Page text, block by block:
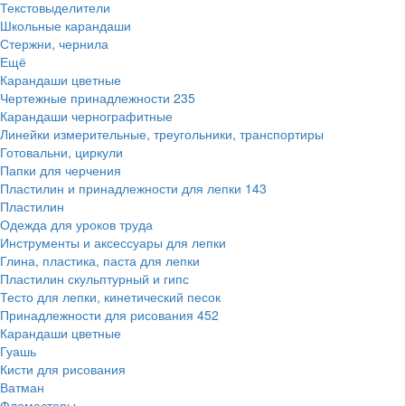
Текстовыделители
Школьные карандаши
Стержни, чернила
Ещё
Карандаши цветные
Чертежные принадлежности 235
Карандаши чернографитные
Линейки измерительные, треугольники, транспортиры
Готовальни, циркули
Папки для черчения
Пластилин и принадлежности для лепки 143
Пластилин
Одежда для уроков труда
Инструменты и аксессуары для лепки
Глина, пластика, паста для лепки
Пластилин скульптурный и гипс
Тесто для лепки, кинетический песок
Принадлежности для рисования 452
Карандаши цветные
Гуашь
Кисти для рисования
Ватман